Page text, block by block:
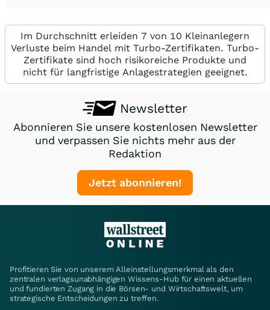
Im Durchschnitt erleiden 7 von 10 Kleinanlegern
Verluste beim Handel mit Turbo-Zertifikaten. Turbo-
Zertifikate sind hoch risikoreiche Produkte und
nicht für langfristige Anlagestrategien geeignet.
Newsletter
Abonnieren Sie unsere kostenlosen Newsletter
und verpassen Sie nichts mehr aus der
Redaktion
Jetzt abonnieren!
Profitieren Sie von unserem Alleinstellungsmerkmal als den
zentralen verlagsunabhängigen Wissens-Hub für einen aktuellen
und fundierten Zugang in die Börsen- und Wirtschaftswelt, um
strategische Entscheidungen zu treffen.